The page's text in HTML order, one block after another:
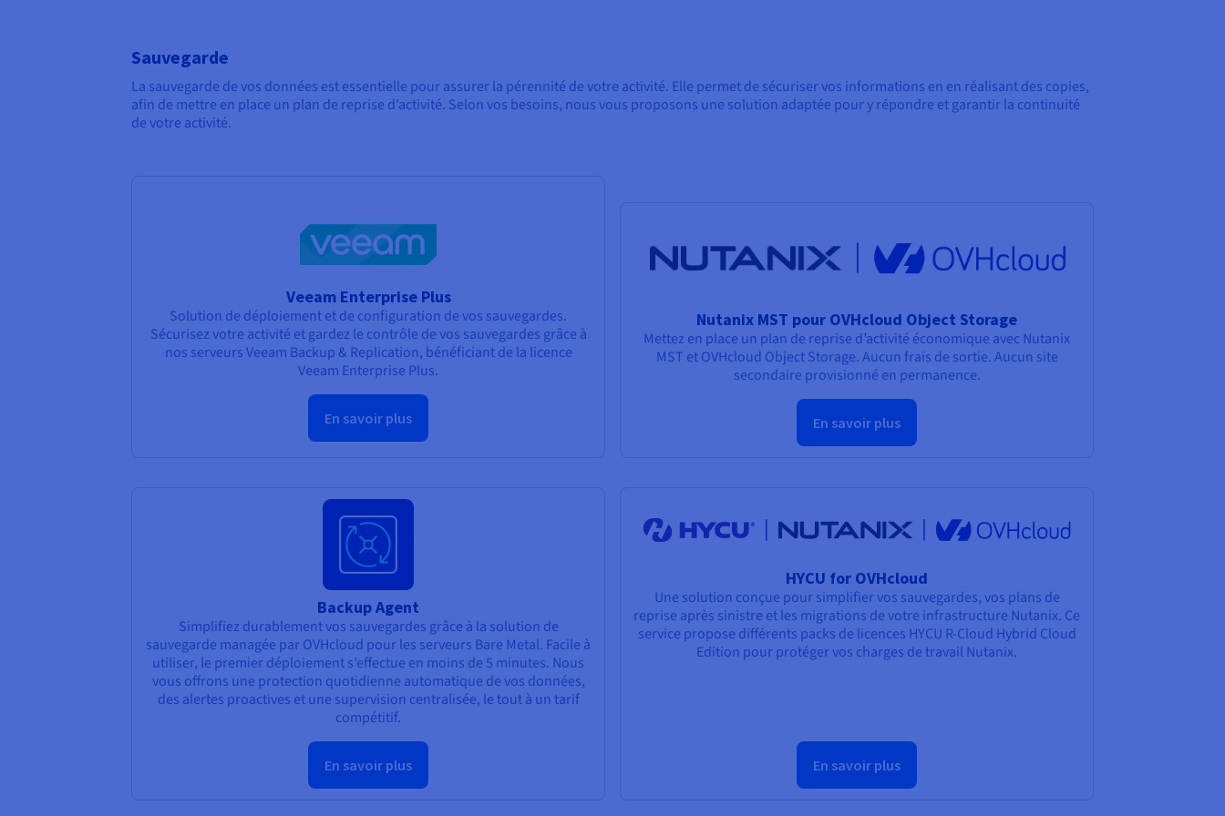
Sauvegarde
La sauvegarde de vos données est essentielle pour assurer la pérennité de votre activité. Elle permet de sécuriser vos informations en en réalisant des copies,
afin de mettre en place un plan de reprise d’activité. Selon vos besoins, nous vous proposons une solution adaptée pour y répondre et garantir la continuité
de votre activité.
Veeam Enterprise Plus
Solution de déploiement et de configuration de vos sauvegardes.
Sécurisez votre activité et gardez le contrôle de vos sauvegardes grâce à
nos serveurs Veeam Backup & Replication, bénéficiant de la licence
Veeam Enterprise Plus.
En savoir plus
Nutanix MST pour OVHcloud Object Storage
Mettez en place un plan de reprise d’activité économique avec Nutanix
MST et OVHcloud Object Storage. Aucun frais de sortie. Aucun site
secondaire provisionné en permanence.
En savoir plus
Backup Agent
Simplifiez durablement vos sauvegardes grâce à la solution de
sauvegarde managée par OVHcloud pour les serveurs Bare Metal. Facile à
utiliser, le premier déploiement s’effectue en moins de 5 minutes. Nous
vous offrons une protection quotidienne automatique de vos données,
des alertes proactives et une supervision centralisée, le tout à un tarif
compétitif.
En savoir plus
HYCU for OVHcloud
Une solution conçue pour simplifier vos sauvegardes, vos plans de
reprise après sinistre et les migrations de votre infrastructure Nutanix. Ce
service propose différents packs de licences HYCU R-Cloud Hybrid Cloud
Edition pour protéger vos charges de travail Nutanix.
En savoir plus